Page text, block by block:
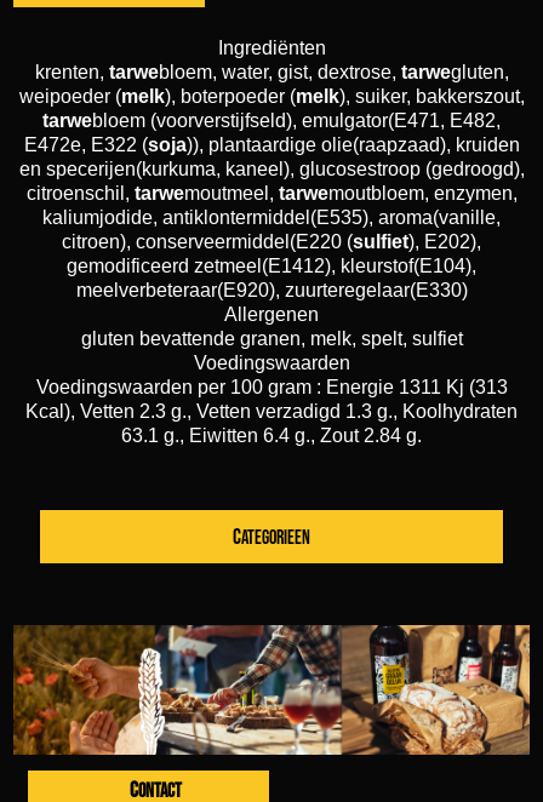
Ingrediënten
krenten, tarwebloem, water, gist, dextrose, tarwegluten,
weipoeder (melk), boterpoeder (melk), suiker, bakkerszout,
tarwebloem (voorverstijfseld), emulgator(E471, E482,
E472e, E322 (soja)), plantaardige olie(raapzaad), kruiden
en specerijen(kurkuma, kaneel), glucosestroop (gedroogd),
citroenschil, tarwemoutmeel, tarwemoutbloem, enzymen,
kaliumjodide, antiklontermiddel(E535), aroma(vanille,
citroen), conserveermiddel(E220 (sulfiet), E202),
gemodificeerd zetmeel(E1412), kleurstof(E104),
meelverbeteraar(E920), zuurteregelaar(E330)
Allergenen
gluten bevattende granen, melk, spelt, sulfiet
Voedingswaarden
Voedingswaarden per 100 gram : Energie 1311 Kj (313
Kcal), Vetten 2.3 g., Vetten verzadigd 1.3 g., Koolhydraten
63.1 g., Eiwitten 6.4 g., Zout 2.84 g.
CATEGORIEEN
CONTACT